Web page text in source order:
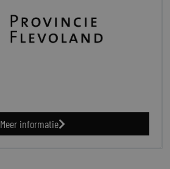
Meer informatie